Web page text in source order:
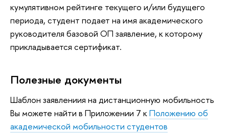
кумулятивном рейтинге текущего и/или будущего
периода, студент подает на имя академического
руководителя базовой ОП заявление, к которому
прикладывается сертификат.
Полезные документы
Шаблон заявлениия на дистанционную мобильность
Вы можете найти в Приложении 7 кПоложению об
академической мобильности студентов